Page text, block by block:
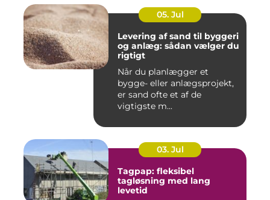
05. Jul
Levering af sand til byggeri
og anlæg: sådan vælger du
rigtigt
Når du planlægger et
bygge- eller anlægsprojekt,
er sand ofte et af de
vigtigste m...
03. Jul
Tagpap: fleksibel
tagløsning med lang
levetid